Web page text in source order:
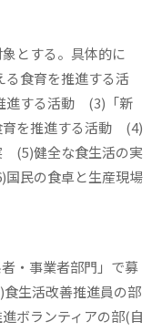
とする。具体的に
る食育を推進する活
進する活動 (3)「新
育を推進する活動 (4)
(5)健全な食生活の実
民の食卓と生産現場
・事業者部門」で募
生活改善推進員の部
ボランティアの部(自